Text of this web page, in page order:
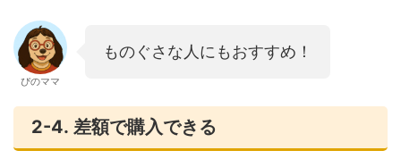
ぴのママ
ものぐさな人にもおすすめ！
2-4. 差額で購入できる